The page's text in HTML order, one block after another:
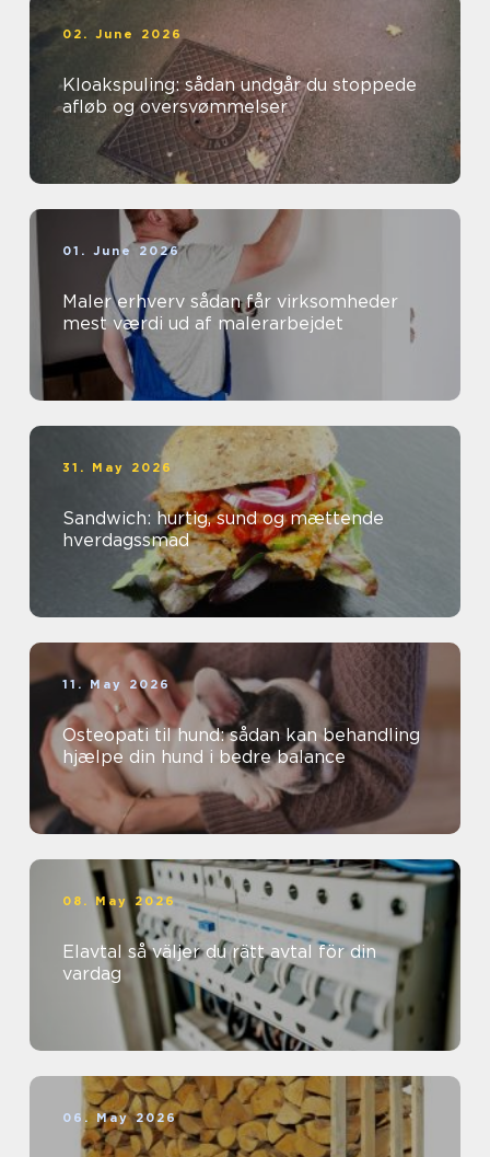
02. June 2026
Kloakspuling: sådan undgår du stoppede
afløb og oversvømmelser
01. June 2026
Maler erhverv sådan får virksomheder
mest værdi ud af malerarbejdet
31. May 2026
Sandwich: hurtig, sund og mættende
hverdagssmad
11. May 2026
Osteopati til hund: sådan kan behandling
hjælpe din hund i bedre balance
08. May 2026
Elavtal så väljer du rätt avtal för din
vardag
06. May 2026